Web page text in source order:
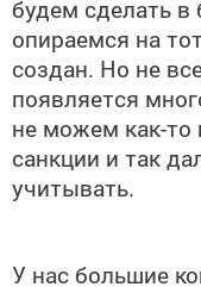
будем сделать
опираемся на
создан. Но не
появляется
не можем как-то
санкции и так
учитывать.
У нас большие